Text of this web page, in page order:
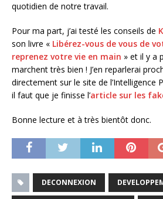
quotidien de notre travail.
Pour ma part, j’ai testé les conseils de
son livre « Libérez-vous de vous de
reprenez votre vie en main » et il y a
marchent très bien ! J’en reparlerai
directement sur le site de l’Intelligence
il faut que je finisse l’article sur les
Bonne lecture et à très bientôt donc.
DECONNEXION